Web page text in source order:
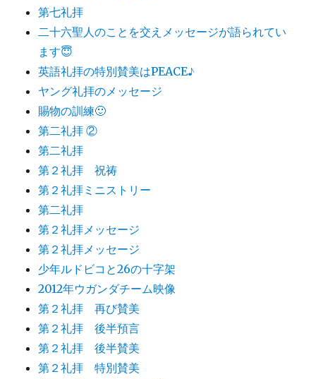
第七礼拝
二十六聖人のことを交えメッセージが語られてい
ます😇
英語礼拝の特別賛美はPEACE♪
ヤング礼拝のメッセージ
賜物の訓練🙂
第二礼拝 ②
第二礼拝
第２礼拝 祝祷
第２礼拝ミニストリー
第二礼拝
第２礼拝メッセージ
第２礼拝メッセージ
少年ルドビコと26の十字架
2012年ウガンダチーム映像
第２礼拝 再び賛美
第２礼拝 後半預言
第２礼拝 後半賛美
第２礼拝 特別賛美